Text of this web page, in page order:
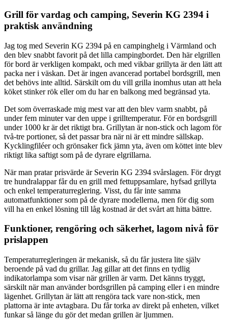
Grill för vardag och camping, Severin KG 2394 i
praktisk användning
Jag tog med Severin KG 2394 på en campinghelg i Värmland och
den blev snabbt favorit på det lilla campingbordet. Den här elgrillen
för bord är verkligen kompakt, och med vikbar grillyta är den lätt att
packa ner i väskan. Det är ingen avancerad portabel bordsgrill, men
det behövs inte alltid. Särskilt om du vill grilla inomhus utan att hela
köket stinker rök eller om du har en balkong med begränsad yta.
Det som överraskade mig mest var att den blev varm snabbt, på
under fem minuter var den uppe i grilltemperatur. För en bordsgrill
under 1000 kr är det riktigt bra. Grillytan är non-stick och lagom för
två-tre portioner, så det passar bra när ni är ett mindre sällskap.
Kycklingfiléer och grönsaker fick jämn yta, även om köttet inte blev
riktigt lika saftigt som på de dyrare elgrillarna.
När man pratar prisvärde är Severin KG 2394 svårslagen. För drygt
tre hundralappar får du en grill med fettuppsamlare, hyfsad grillyta
och enkel temperaturreglering. Visst, du får inte samma
automatfunktioner som på de dyrare modellerna, men för dig som
vill ha en enkel lösning till låg kostnad är det svårt att hitta bättre.
Funktioner, rengöring och säkerhet, lagom nivå för
prislappen
Temperaturregleringen är mekanisk, så du får justera lite själv
beroende på vad du grillar. Jag gillar att det finns en tydlig
indikatorlampa som visar när grillen är varm. Det känns tryggt,
särskilt när man använder bordsgrillen på camping eller i en mindre
lägenhet. Grillytan är lätt att rengöra tack vare non-stick, men
plattorna är inte avtagbara. Du får torka av direkt på enheten, vilket
funkar så länge du gör det medan grillen är ljummen.